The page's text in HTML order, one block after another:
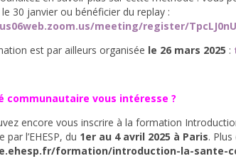
30 janvier ou bénéficier du replay :
meeting/register/
est par ailleurs organisée le 26 mars 2025 :
communautaire vous intéresse ?
encore vous inscrire à la formation
par l’EHESP, du 1er au 4 avril 2025 à Paris. Plus
formation/introduction-la-sante-